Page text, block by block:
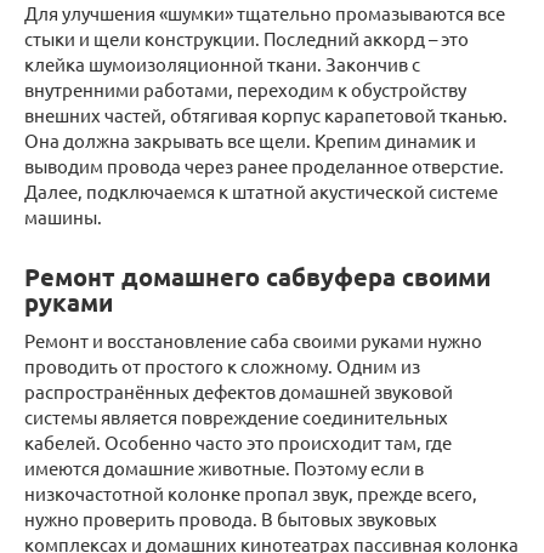
Для улучшения «шумки» тщательно промазываются все
стыки и щели конструкции. Последний аккорд – это
клейка шумоизоляционной ткани. Закончив с
внутренними работами, переходим к обустройству
внешних частей, обтягивая корпус карапетовой тканью.
Она должна закрывать все щели. Крепим динамик и
выводим провода через ранее проделанное отверстие.
Далее, подключаемся к штатной акустической системе
машины.
Ремонт домашнего сабвуфера своими
руками
Ремонт и восстановление саба своими руками нужно
проводить от простого к сложному. Одним из
распространённых дефектов домашней звуковой
системы является повреждение соединительных
кабелей. Особенно часто это происходит там, где
имеются домашние животные. Поэтому если в
низкочастотной колонке пропал звук, прежде всего,
нужно проверить провода. В бытовых звуковых
комплексах и домашних кинотеатрах пассивная колонка